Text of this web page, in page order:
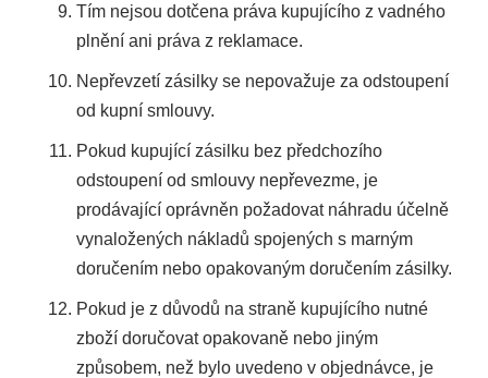
Tím nejsou dotčena práva kupujícího z vadného
plnění ani práva z reklamace.
Nepřevzetí zásilky se nepovažuje za odstoupení
od kupní smlouvy.
Pokud kupující zásilku bez předchozího
odstoupení od smlouvy nepřevezme, je
prodávající oprávněn požadovat náhradu účelně
vynaložených nákladů spojených s marným
doručením nebo opakovaným doručením zásilky.
Pokud je z důvodů na straně kupujícího nutné
zboží doručovat opakovaně nebo jiným
způsobem, než bylo uvedeno v objednávce, je